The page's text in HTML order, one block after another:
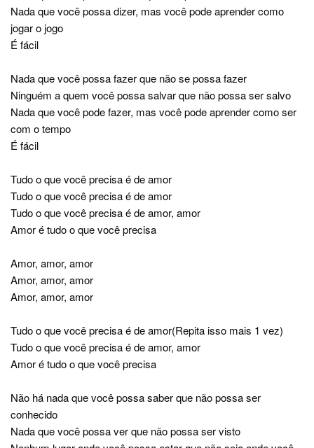
Nada que você possa dizer, mas você pode aprender como
jogar o jogo
É fácil
Nada que você possa fazer que não se possa fazer
Ninguém a quem você possa salvar que não possa ser salvo
Nada que você pode fazer, mas você pode aprender como ser
com o tempo
É fácil
Tudo o que você precisa é de amor
Tudo o que você precisa é de amor
Tudo o que você precisa é de amor, amor
Amor é tudo o que você precisa
Amor, amor, amor
Amor, amor, amor
Amor, amor, amor
Tudo o que você precisa é de amor(Repita isso mais 1 vez)
Tudo o que você precisa é de amor, amor
Amor é tudo o que você precisa
Não há nada que você possa saber que não possa ser
conhecido
Nada que você possa ver que não possa ser visto